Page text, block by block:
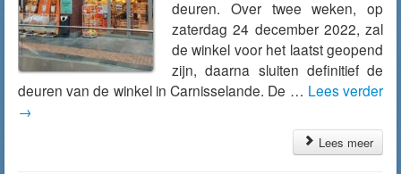
deuren. Over twee weken, op
zaterdag 24 december 2022, zal
de winkel voor het laatst geopend
zijn, daarna sluiten definitief de
deuren van de winkel in Carnisselande. De … Lees verder
→
Lees meer